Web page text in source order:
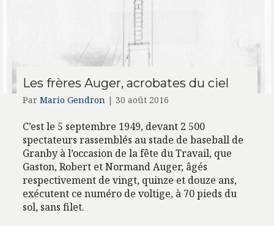
Les frères Auger, acrobates du ciel
Par Mario Gendron | 30 août 2016
C’est le 5 septembre 1949, devant 2 500
spectateurs rassemblés au stade de baseball de
Granby à l’occasion de la fête du Travail, que
Gaston, Robert et Normand Auger, âgés
respectivement de vingt, quinze et douze ans,
exécutent ce numéro de voltige, à 70 pieds du
sol, sans filet.